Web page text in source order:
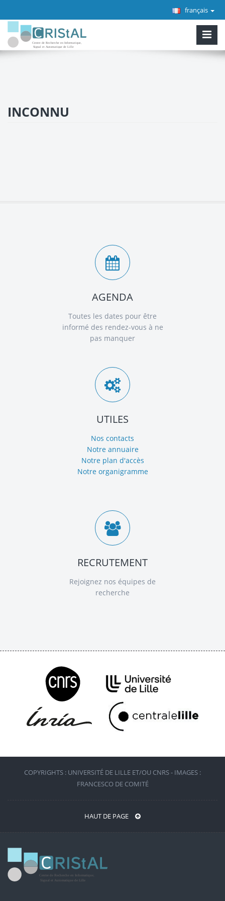
français
INCONNU
AGENDA
Toutes les dates pour être
informé des rendez-vous à ne
pas manquer
UTILES
Nos contacts
Notre annuaire
Notre plan d'accès
Notre organigramme
RECRUTEMENT
Rejoignez nos équipes de
recherche
COPYRIGHTS : UNIVERSITÉ DE LILLE ET/OU CNRS - IMAGES :
FRANCESCO DE COMITÉ
HAUT DE PAGE